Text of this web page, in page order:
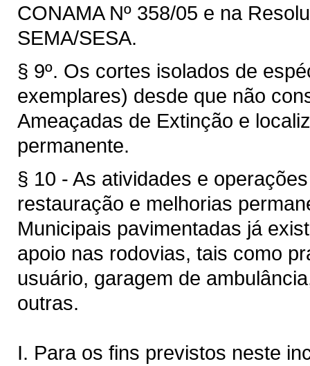
CONAMA Nº 358/05 e na
SEMA/SESA.
§ 9º. Os cortes isolados de
exemplares) desde que não
Ameaçadas de Extinção e
permanente.
§ 10 - As atividades e
restauração e melhorias
Municipais pavimentadas já
apoio nas rodovias, tais como
usuário, garagem de
outras.
I. Para os fins previstos neste